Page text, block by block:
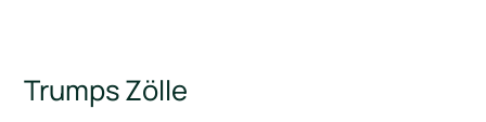
Trumps Zölle